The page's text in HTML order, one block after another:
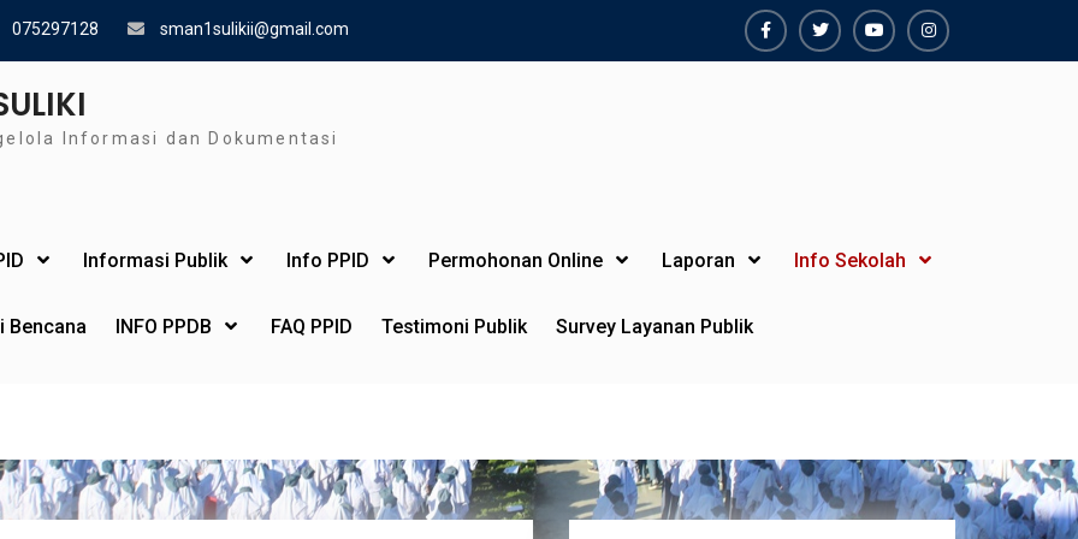
075297128 sman1sulikii@gmail.com
FacebookTwiterYoutubeInstagram
Informasi dan Dokumentasi
Informasi Publik Info PPID Permohonan Online Laporan Info Sekolah
Bencana INFO PPDB FAQ PPID Testimoni Publik Survey Layanan Publik